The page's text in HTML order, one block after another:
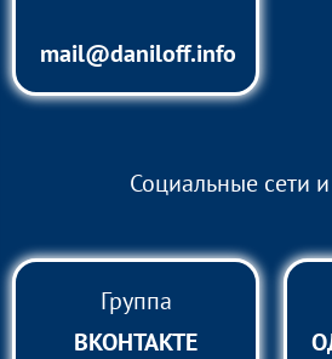
mail@daniloff.info
Социальные сети
Группа
ВКОНТАКТЕ